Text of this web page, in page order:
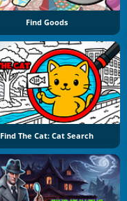
Find Goods
Find The Cat: Cat Search